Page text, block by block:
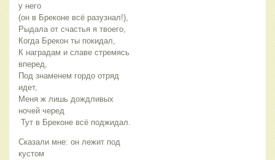
у него
(он в Бреконе всё разузнал!),
Рыдала от счастья я твоего,
Когда Брекон ты покидал,
К наградам и славе стремясь
вперед,
Под знаменем гордо отряд
идет,
Меня ж лишь дождливых
ночей черед
Тут в Бреконе всё поджидал.
Сказали мне: он лежит под
кустом